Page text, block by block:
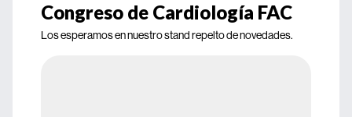
Congreso de Cardiología FAC
Los esperamos en nuestro stand repelto de novedades.